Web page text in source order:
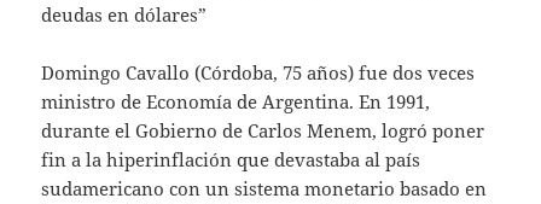
deudas en dólares”
Domingo Cavallo (Córdoba, 75 años) fue dos veces
ministro de Economía de Argentina. En 1991,
durante el Gobierno de Carlos Menem, logró poner
fin a la hiperinflación que devastaba al país
sudamericano con un sistema monetario basado en